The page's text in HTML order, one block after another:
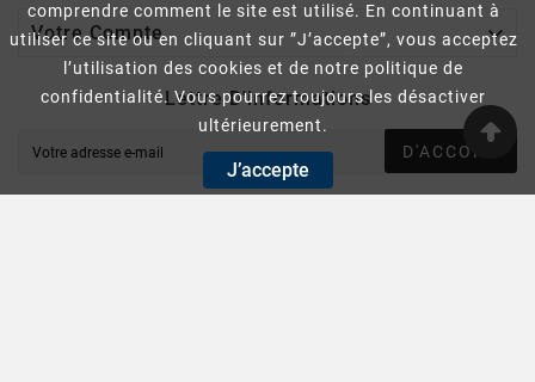
comprendre comment le site est utilisé. En continuant à
utiliser ce site ou en cliquant sur ”J’accepte”, vous acceptez
l’utilisation des cookies et de notre politique de
confidentialité. Vous pourrez toujours les désactiver
ultérieurement.
J’accepte
Votre Compte 
Lettre D'informations
D'ACCORD